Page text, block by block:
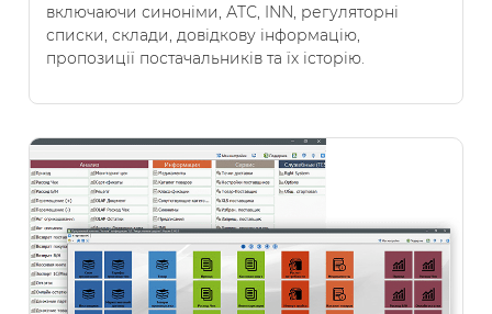
включаючи синоніми, АТС, INN, регуляторні
списки, склади, довідкову інформацію,
пропозиції постачальників та їх історію.